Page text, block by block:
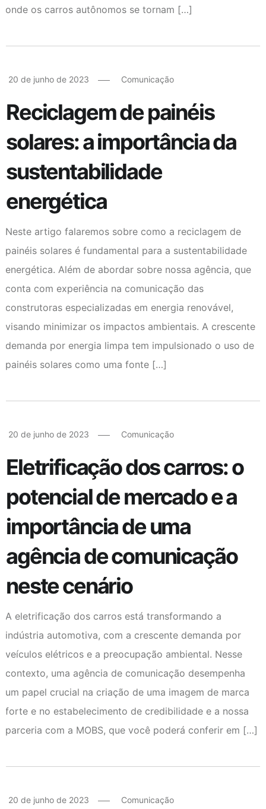
onde os carros autônomos se tornam […]
20 de junho de 2023 Comunicação
Reciclagem de painéis
solares: a importância da
sustentabilidade
energética
Neste artigo falaremos sobre como a reciclagem de
painéis solares é fundamental para a sustentabilidade
energética. Além de abordar sobre nossa agência, que
conta com experiência na comunicação das
construtoras especializadas em energia renovável,
visando minimizar os impactos ambientais. A crescente
demanda por energia limpa tem impulsionado o uso de
painéis solares como uma fonte […]
20 de junho de 2023 Comunicação
Eletrificação dos carros: o
potencial de mercado e a
importância de uma
agência de comunicação
neste cenário
A eletrificação dos carros está transformando a
indústria automotiva, com a crescente demanda por
veículos elétricos e a preocupação ambiental. Nesse
contexto, uma agência de comunicação desempenha
um papel crucial na criação de uma imagem de marca
forte e no estabelecimento de credibilidade e a nossa
parceria com a MOBS, que você poderá conferir em […]
20 de junho de 2023 Comunicação